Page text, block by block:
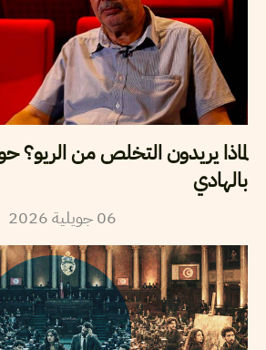
لماذا يريدون التخلص من الريو؟
بالهادي
06 جويلية2026